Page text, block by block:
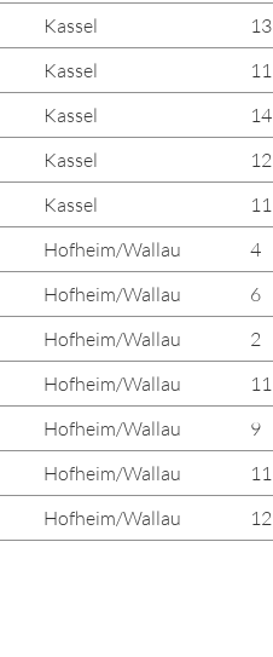
Kassel
13
Kassel
11
Kassel
14
Kassel
12
Kassel
11
Hofheim/Wallau
4
Hofheim/Wallau
6
Hofheim/Wallau
2
Hofheim/Wallau
11
Hofheim/Wallau
9
Hofheim/Wallau
11
Hofheim/Wallau 12